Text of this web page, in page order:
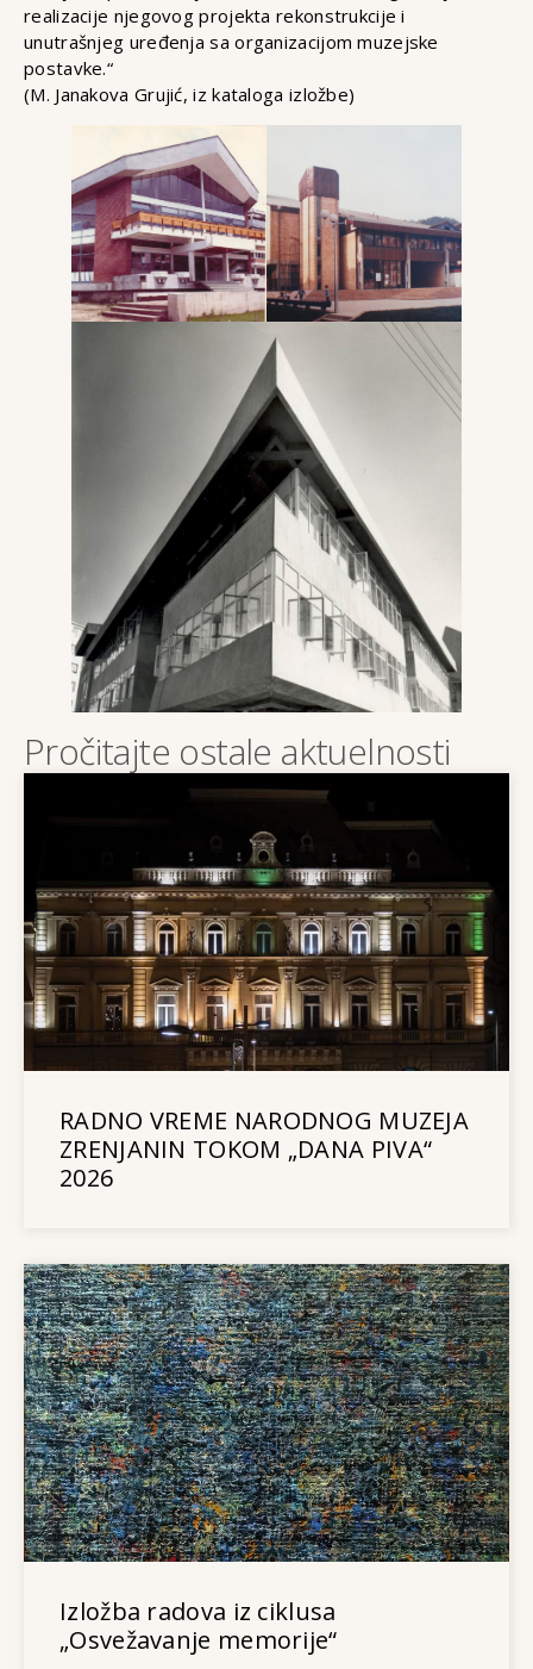
realizacije njegovog projekta rekonstrukcije i
unutrašnjeg uređenja sa organizacijom muzejske
postavke.“
(M. Janakova Grujić, iz kataloga izložbe)
Pročitajte ostale aktuelnosti
RADNO VREME NARODNOG MUZEJA
ZRENJANIN TOKOM „DANA PIVA“
2026
Izložba radova iz ciklusa
„Osvežavanje memorije“